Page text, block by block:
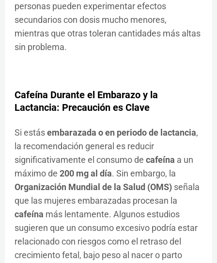
personas pueden experimentar efectos
secundarios con dosis mucho menores,
mientras que otras toleran cantidades más altas
sin problema.
Cafeína Durante el Embarazo y la
Lactancia: Precaución es Clave
Si estásembarazada o en periodo de lactancia,
la recomendación general es reducir
significativamente el consumo de cafeína a un
máximo de 200 mg al día. Sin embargo, la
Organización Mundial de la Salud (OMS) señala
que las mujeres embarazadas procesan la
cafeína más lentamente. Algunos estudios
sugieren que un consumo excesivo podría estar
relacionado con riesgos como el retraso del
crecimiento fetal, bajo peso al nacer o parto